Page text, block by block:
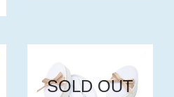
SOLD OUT